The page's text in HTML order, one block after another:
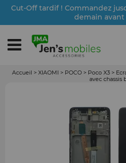
Cut-Off tardif ! Commandez
demain avant
Accueil > XIAOMI > POCO > Poco X3 >
avec chassis